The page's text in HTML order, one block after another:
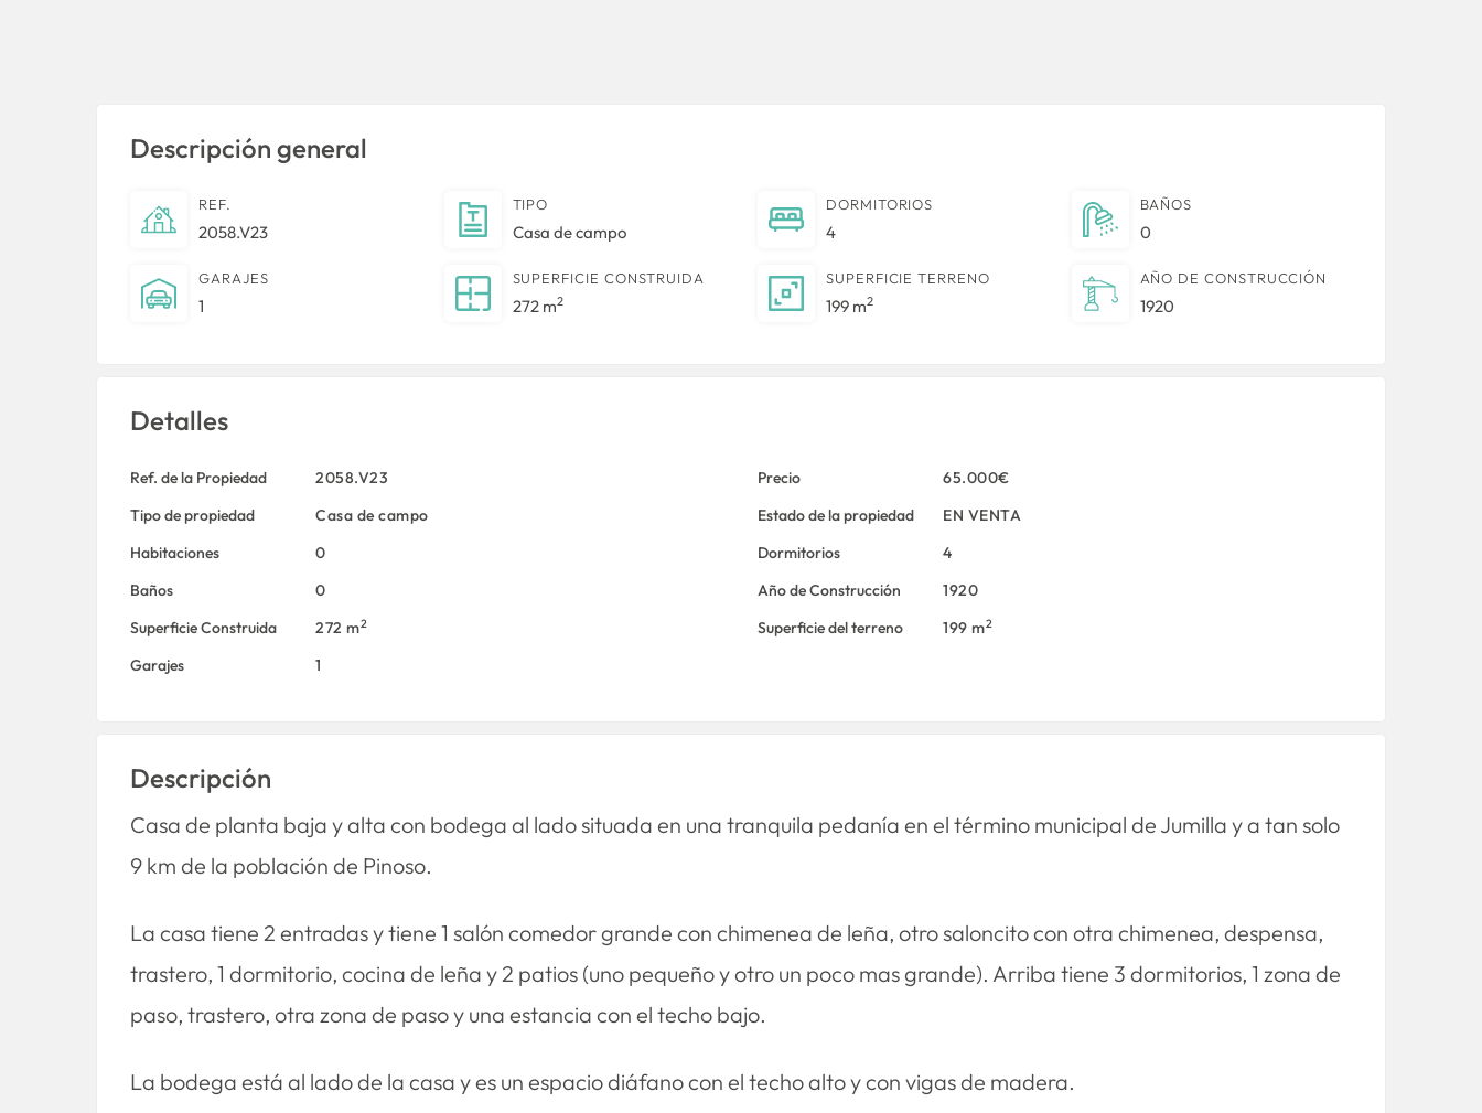
Descripción general
REF.
2058.V23
TIPO
Casa de campo
DORMITORIOS
4
BAÑOS
0
GARAJES
1
SUPERFICIE CONSTRUIDA
272 m2
SUPERFICIE TERRENO
199 m2
AÑO DE CONSTRUCCIÓN
1920
Detalles
Ref. de la Propiedad 2058.V23 Precio
65.000€
Tipo de propiedad
Casa de campo Estado de la propiedad
EN VENTA
Habitaciones
0 Dormitorios
4
Baños
0 Año de Construcción
1920
Superficie Construida
272 m2 Superficie del terreno 199 m2
Garajes 1
Descripción
Casa de planta baja y alta con bodega al lado situada en una tranquila pedanía en el término municipal de Jumilla y a tan solo
9 km de la población de Pinoso.
La casa tiene 2 entradas y tiene 1 salón comedor grande con chimenea de leña, otro saloncito con otra chimenea, despensa,
trastero, 1 dormitorio, cocina de leña y 2 patios (uno pequeño y otro un poco mas grande). Arriba tiene 3 dormitorios, 1 zona de
paso, trastero, otra zona de paso y una estancia con el techo bajo.
La bodega está al lado de la casa y es un espacio diáfano con el techo alto y con vigas de madera.